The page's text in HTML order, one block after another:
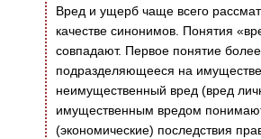
Вред и ущерб чаще всего
качестве синонимов. Понятия
совпадают. Первое понятие
подразделяющееся на
неимущественный вред (вред
имущественным вредом
(экономические) последствия